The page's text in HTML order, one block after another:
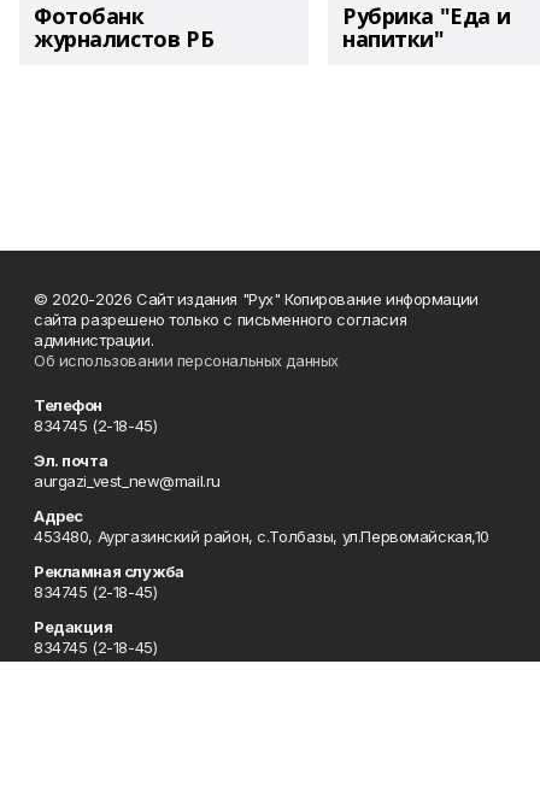
Фотобанк
журналистов РБ
Рубрика "Еда и
напитки"
© 2020-2026 Сайт издания "Рух" Копирование информации
сайта разрешено только с письменного согласия
администрации.
Об использовании персональных данных
Телефон
834745 (2-18-45)
Эл. почта
aurgazi_vest_new@mail.ru
Адрес
453480, Аургазинский район, с.Толбазы, ул.Первомайская,10
Рекламная служба
834745 (2-18-45)
Редакция
834745 (2-18-45)